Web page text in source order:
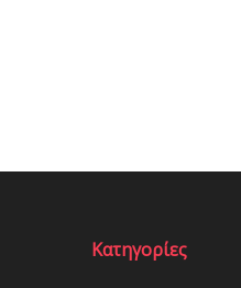
Κατηγορίες